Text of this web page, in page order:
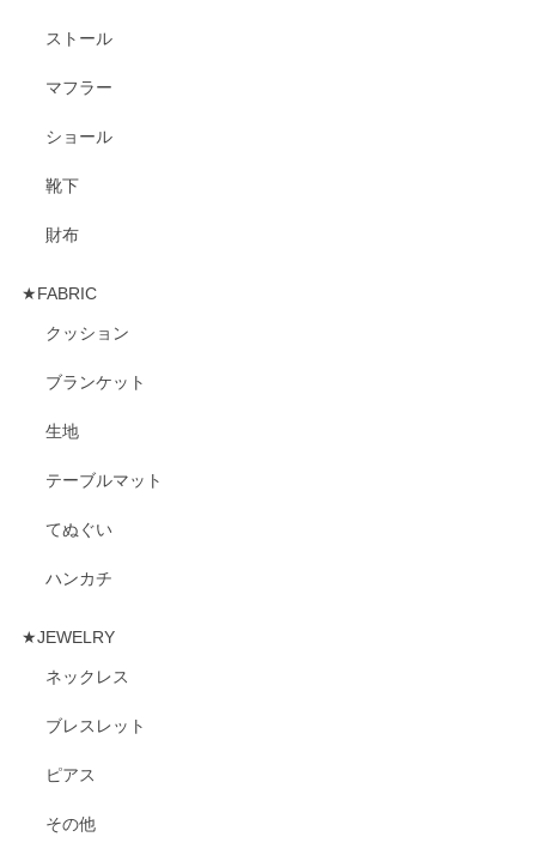
ストール
マフラー
ショール
靴下
財布
★FABRIC
クッション
ブランケット
生地
テーブルマット
てぬぐい
ハンカチ
★JEWELRY
ネックレス
ブレスレット
ピアス
その他